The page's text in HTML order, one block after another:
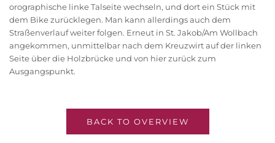
orographische linke Talseite wechseln, und dort ein Stück mit
dem Bike zurücklegen. Man kann allerdings auch dem
Straßenverlauf weiter folgen. Erneut in St. Jakob/Am Wollbach
angekommen, unmittelbar nach dem Kreuzwirt auf der linken
Seite über die Holzbrücke und von hier zurück zum
Ausgangspunkt.
BACK TO OVERVIEW